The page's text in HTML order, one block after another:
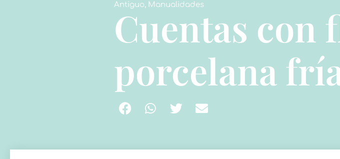
Antiguo, Manualidades
Cuentas con
porcelana